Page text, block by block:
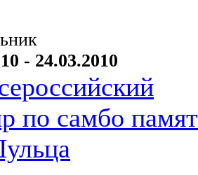
- 24.03.2010
по самбо